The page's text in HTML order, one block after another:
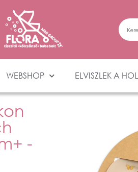
WEBSHOP ELVISZLEK A
-